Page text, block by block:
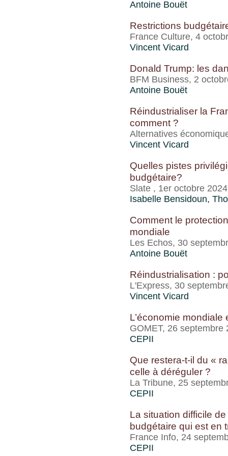
Antoine Bouët
Restrictions
France Culture, 4
Vincent Vicard
Donald Trump: les
BFM Business, 2
Antoine Bouët
Réindustrialiser la
comment ?
Alternatives
Vincent Vicard
Quelles pistes
budgétaire?
Slate , 1er octobre 2024
Isabelle Bensidoun,
Comment le
mondiale
Les Echos, 30
Antoine Bouët
Réindustrialisation :
L'Express, 30
Vincent Vicard
L’économie
GOMET, 26 septembre
CEPII
Que restera-t-il du «
celle à déréguler ?
La Tribune, 25
CEPII
La situation difficile
budgétaire qui est en
France Info, 24
CEPII